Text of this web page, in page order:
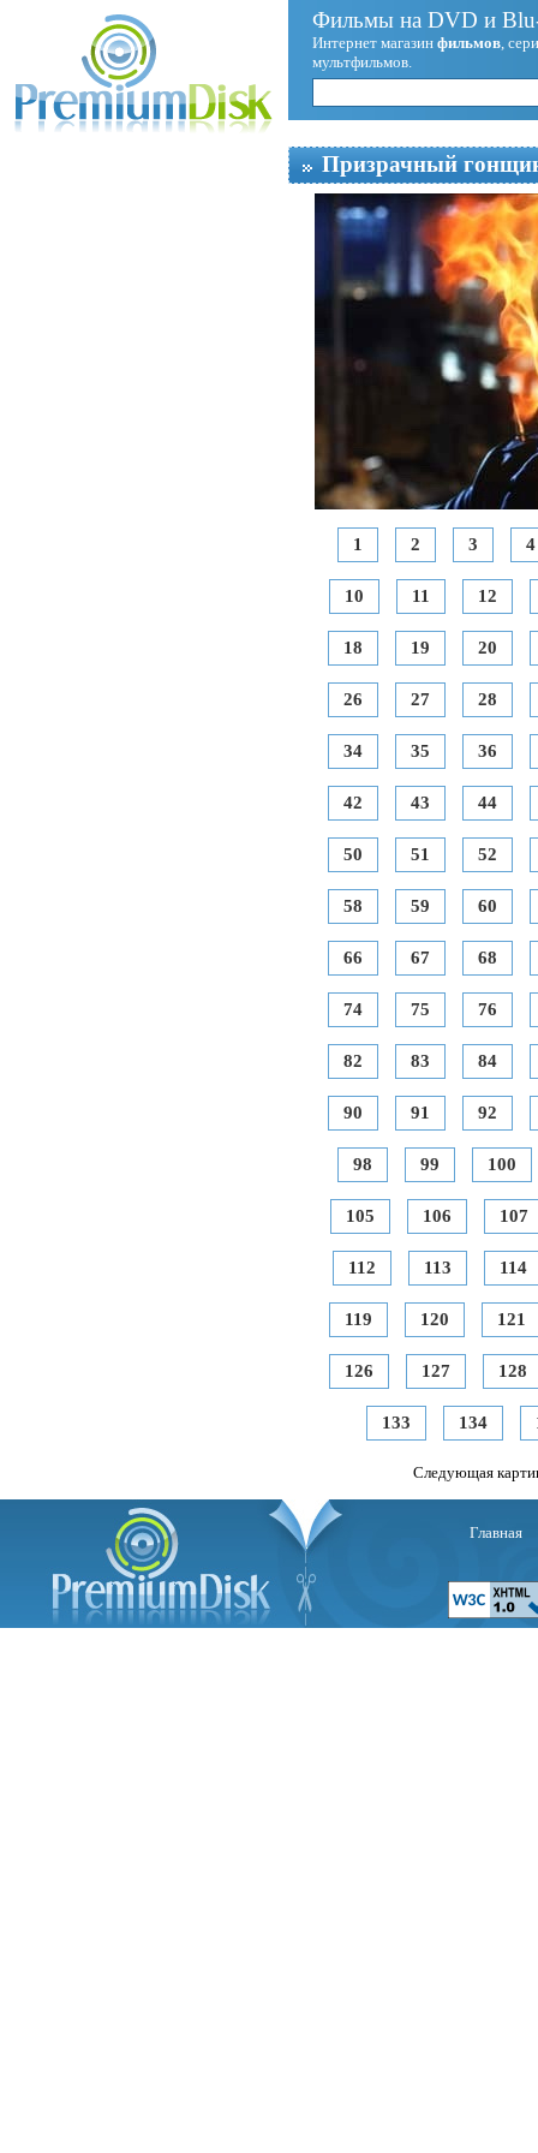
Фильмы на DVD и
Интернет магазин фильмов,
мультфильмов.
Призрачный
1 2 3 4
10 11 12
18 19 20
26 27 28
34 35 36
42 43 44
50 51 52
58 59 60
66 67 68
74 75 76
82 83 84
90 91 92
98 99 100
105 106 107
112 113 114
119 120 121
126 127 128
133 134
Следующая
Главная